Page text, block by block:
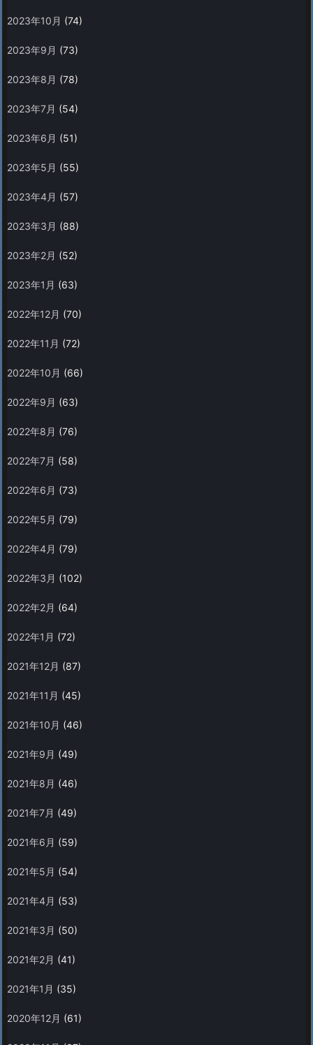
2023年10月 (74)
2023年9月 (73)
2023年8月 (78)
2023年7月 (54)
2023年6月 (51)
2023年5月 (55)
2023年4月 (57)
2023年3月 (88)
2023年2月 (52)
2023年1月 (63)
2022年12月 (70)
2022年11月 (72)
2022年10月 (66)
2022年9月 (63)
2022年8月 (76)
2022年7月 (58)
2022年6月 (73)
2022年5月 (79)
2022年4月 (79)
2022年3月 (102)
2022年2月 (64)
2022年1月 (72)
2021年12月 (87)
2021年11月 (45)
2021年10月 (46)
2021年9月 (49)
2021年8月 (46)
2021年7月 (49)
2021年6月 (59)
2021年5月 (54)
2021年4月 (53)
2021年3月 (50)
2021年2月 (41)
2021年1月 (35)
2020年12月 (61)